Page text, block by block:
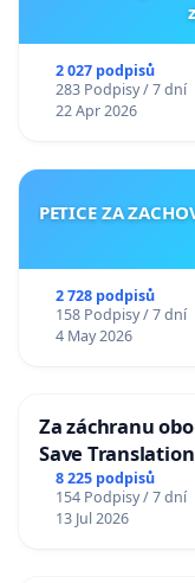
2 027 podpisů
283 Podpisy / 7 dní
22 Apr 2026
PETICE ZA
2 728 podpisů
158 Podpisy / 7 dní
4 May 2026
Za záchranu
Save
Charles
8 225 podpisů
154 Podpisy / 7 dní
13 Jul 2026